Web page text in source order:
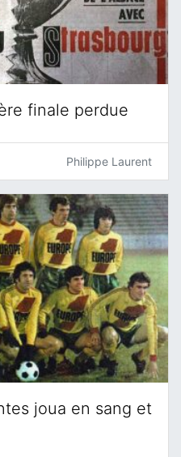
finale perdue
Philippe Laurent
joua en sang et